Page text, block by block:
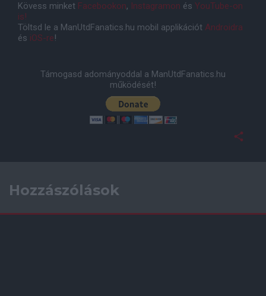
Kövess minket Facebookon, Instagramon és YouTube-on
is!
Töltsd le a ManUtdFanatics.hu mobil applikációt Androidra
és iOS-re!
Támogasd adományoddal a ManUtdFanatics.hu
működését!
Hozzászólások